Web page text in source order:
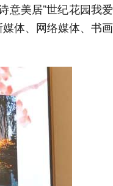
意美居”世纪花园我爱
体、网络媒体、书画